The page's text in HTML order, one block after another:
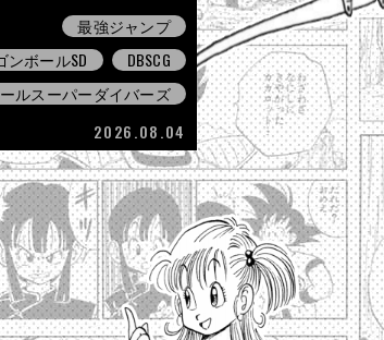
最強ジャンプ
ンボールSD
DBSCG
ルスーパーダイバーズ
2026.08.04